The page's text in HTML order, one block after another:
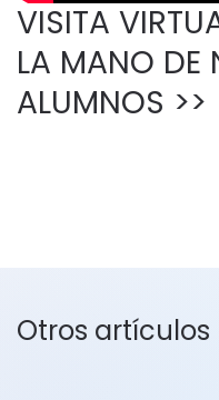
VISITA
LA MANO DE
ALUMNOS >>
Otros artículos